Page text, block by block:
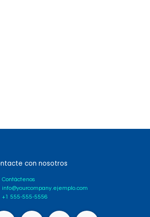
con nosotros
Contáctenos
info@yourcompany.ejemplo.com
+1 555-555-5556